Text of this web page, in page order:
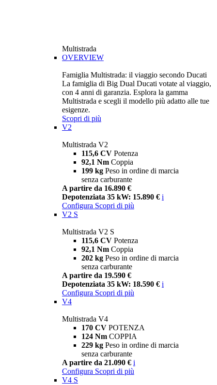
Multistrada
OVERVIEW
Famiglia Multistrada: il viaggio secondo Ducati
La famiglia di Big Dual Ducati votate al viaggio,
con 4 anni di garanzia. Esplora la gamma
Multistrada e scegli il modello più adatto alle tue
esigenze.
Scopri di più
V2
Multistrada V2
115,6 CV Potenza
92,1 Nm Coppia
199 kg Peso in ordine di marcia
senza carburante
A partire da 16.890 €
Depotenziata 35 kW: 15.890 € i
Configura Scopri di più
V2 S
Multistrada V2 S
115,6 CV Potenza
92,1 Nm Coppia
202 kg Peso in ordine di marcia
senza carburante
A partire da 19.590 €
Depotenziata 35 kW: 18.590 € i
Configura Scopri di più
V4
Multistrada V4
170 CV POTENZA
124 Nm COPPIA
229 kg Peso in ordine di marcia
senza carburante
A partire da 21.090 € i
Configura Scopri di più
V4 S